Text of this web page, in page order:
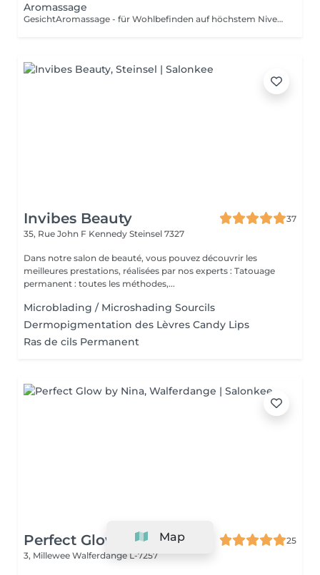
Aromassage
GesichtAromassage - für Wohlbefinden auf höchstem Niveau Dies ist eine sanfte Massagebehandlung für alle, die Stressabbau, Beruhigung und Entspannung suchen, für entspannte Gesichtszüge und einen leuchtenden Teint. Genießen Sie die wohltuende Kraft Ätherischer Öle. Elemente der Aromassage Behandlung: Reinigungsritual (Reinigung, Intensivreinigung, mildes Peeling), Massage für Gesicht, Hals und Dekolleté, Maske, Tagespflege. Diese Behandlung ist für alle Hauttypen geeignet.
Invibes Beauty
37
35, Rue John F Kennedy Steinsel 7327
Dans notre salon de beauté, vous pouvez découvrir les
meilleures prestations, réalisées par nos experts : Tatouage
permanent : toutes les méthodes,...
Microblading / Microshading Sourcils
Dermopigmentation des Lèvres Candy Lips
Ras de cils Permanent
Perfect Glow by Nina
25
3, Millewee Walferdange L-7257
Map